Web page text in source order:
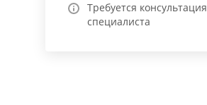
Требуется консультация
специалиста